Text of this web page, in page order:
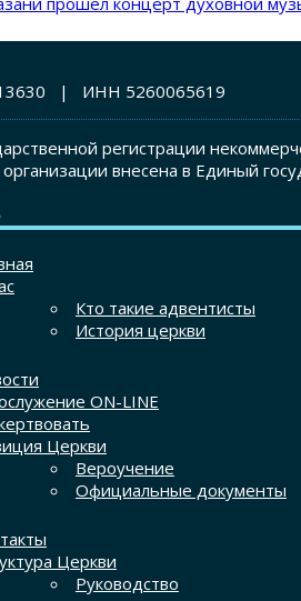
| ИНН 5260065619
регистрации
внесена в Единый
Кто такие адвентисты
История церкви
ON-LINE
Церкви
Вероучение
Официальные документы
Церкви
Руководство